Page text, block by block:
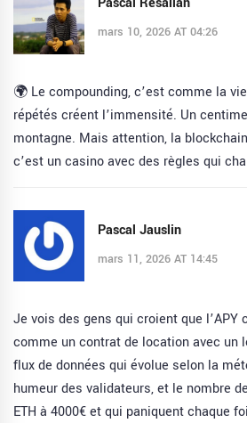
mars 10, 2026 AT 04:26
🌍 Le compounding, c’est comme la
répétés créent l’immensité. Un
montagne. Mais attention, la
c’est un casino avec des règles qui
Pascal Jauslin
mars 11, 2026 AT 14:45
Je vois des gens qui croient que l’APY
comme un contrat de location avec un
flux de données qui évolue selon la
humeur des validateurs, et le nombre
ETH à 4000€ et qui paniquent chaque